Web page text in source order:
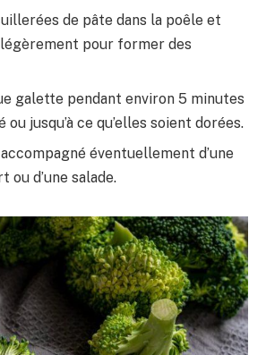
de pâte dans la poêle et
pour former des
galette pendant environ 5 minutes
ou jusqu’à ce qu’elles soient dorées.
éventuellement d’une
ou d’une salade.